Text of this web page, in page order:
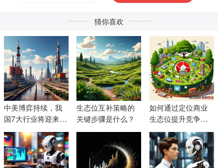
猜你喜欢
中美博弈持续，我
国7大行业将迎来大
发展机遇
生态位互补策略的
关键步骤是什么？
如何通过定位商业
生态位提升竞争
力？